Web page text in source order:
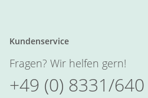
Kundenservice
Fragen? Wir helfen gern!
+49 (0) 8331/